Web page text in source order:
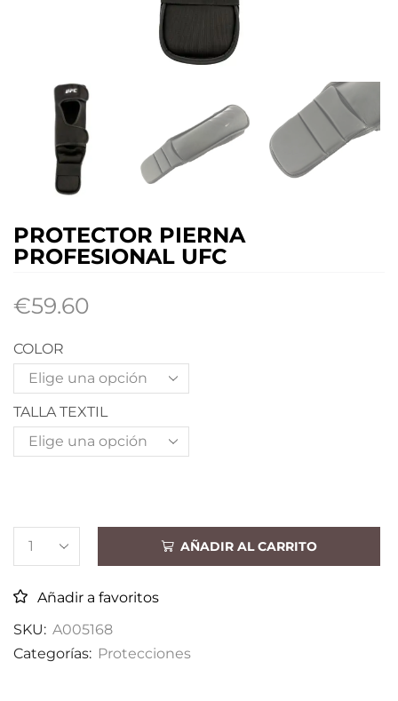
PROTECTOR PIERNA
PROFESIONAL UFC
€59.60
COLOR
TALLA TEXTIL
AÑADIR AL CARRITO
Añadir a favoritos
SKU: A005168
Categorías: Protecciones